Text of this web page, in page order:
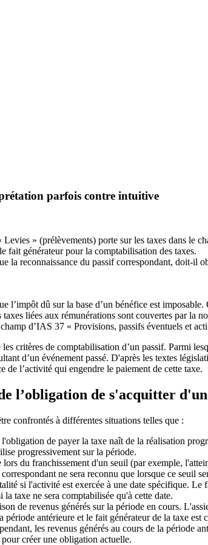
parfois contre intuitive
» (prélèvements) porte sur les taxes dans le
fait générateur pour la comptabilisation des taxes.
la reconnaissance du passif correspondant, doit-il
l’impôt dû sur la base d’un bénéfice est
liées aux rémunérations sont couvertes par la
d’IAS 37 « Provisions, passifs éventuels et
critères de comptabilisation d’un passif. Parmi
d’un événement passé. D'après les textes
de l’activité qui engendre le paiement de cette taxe.
l’obligation de s'acquitter
confrontés à différentes situations telles que :
de payer la taxe naît de la réalisation
progressivement sur la période.
lors du franchissement d'un seuil (par exemple,
ne sera reconnu que lorsque ce seuil
si l'activité est exercée à une date spécifique. Le
la taxe ne sera comptabilisée qu'à cette date.
de revenus générés sur la période en cours.
période antérieure et le fait générateur de la taxe est
les revenus générés au cours de la période
créer une obligation actuelle.